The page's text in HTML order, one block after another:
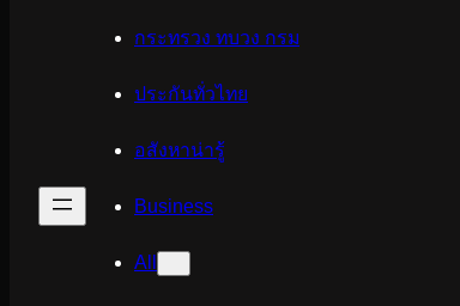
กระทรวง ทบวง กรม
ประกันทั่วไทย
อสังหาน่ารู้
Business
All